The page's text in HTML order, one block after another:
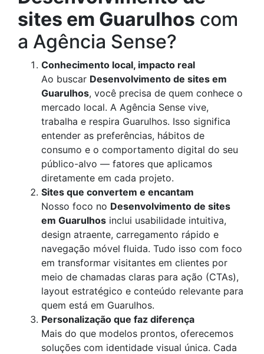
sites em Guarulhos com
a Agência Sense?
Conhecimento local, impacto real
Ao buscar Desenvolvimento de sites em
Guarulhos, você precisa de quem conhece o
mercado local. A Agência Sense vive,
trabalha e respira Guarulhos. Isso significa
entender as preferências, hábitos de
consumo e o comportamento digital do seu
público-alvo — fatores que aplicamos
diretamente em cada projeto.
Sites que convertem e encantam
Nosso foco no Desenvolvimento de sites
em Guarulhos inclui usabilidade intuitiva,
design atraente, carregamento rápido e
navegação móvel fluida. Tudo isso com foco
em transformar visitantes em clientes por
meio de chamadas claras para ação (CTAs),
layout estratégico e conteúdo relevante para
quem está em Guarulhos.
Personalização que faz diferença
Mais do que modelos prontos, oferecemos
soluções com identidade visual única. Cada